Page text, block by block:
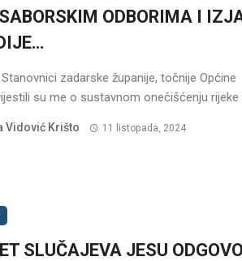
ODBORIMA I
zadarske županije, točnije Općine
su me o sustavnom onečišćenju rijeke
Vidović Krišto 11 listopada, 2024
SLUČAJEVA JESU